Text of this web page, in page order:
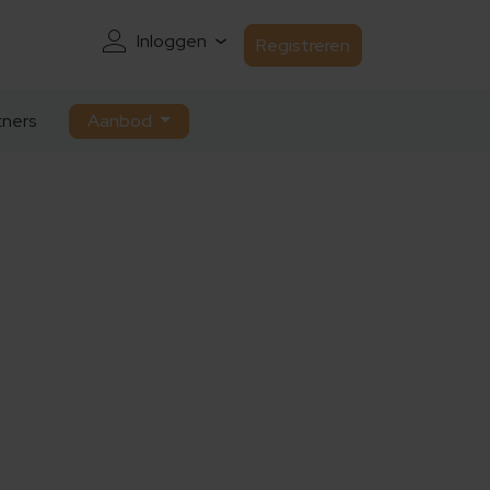
Inloggen Registreren
Aanbod